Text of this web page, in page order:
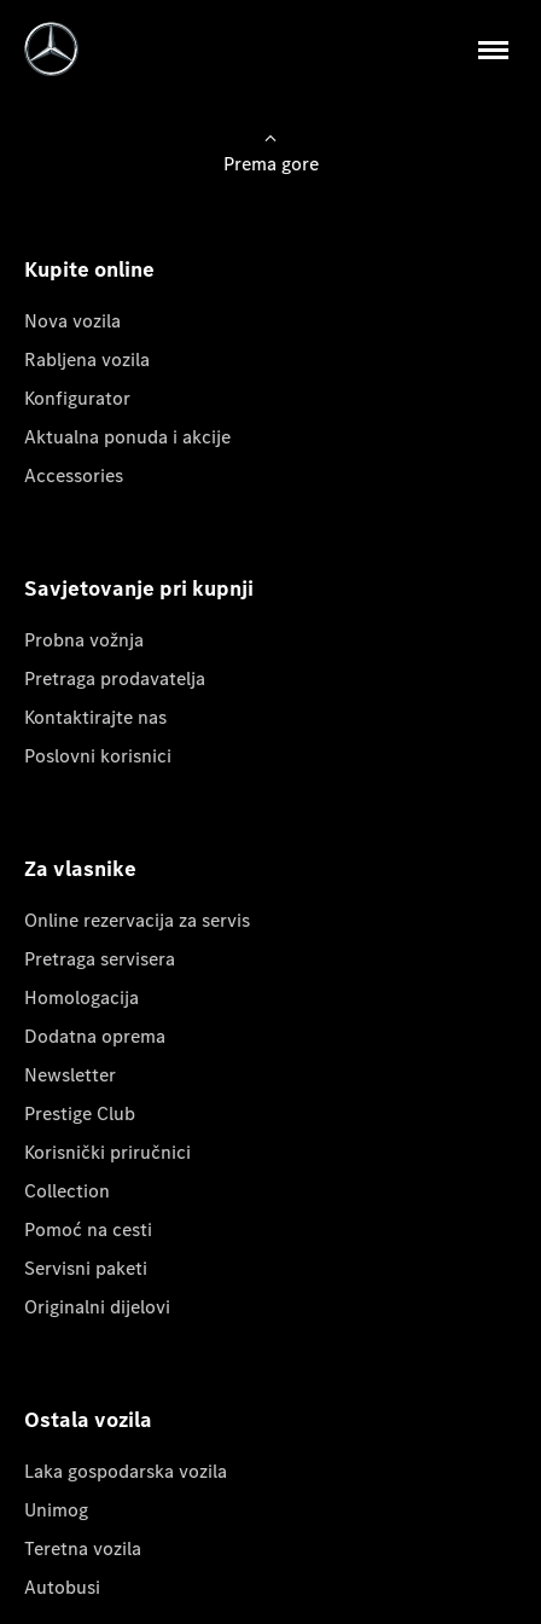
Prema gore
Kupite online
Nova vozila
Rabljena vozila
Konfigurator
Aktualna ponuda i akcije
Accessories
Savjetovanje pri kupnji
Probna vožnja
Pretraga prodavatelja
Kontaktirajte nas
Poslovni korisnici
Za vlasnike
Online rezervacija za servis
Pretraga servisera
Homologacija
Dodatna oprema
Newsletter
Prestige Club
Korisnički priručnici
Collection
Pomoć na cesti
Servisni paketi
Originalni dijelovi
Ostala vozila
Laka gospodarska vozila
Unimog
Teretna vozila
Autobusi